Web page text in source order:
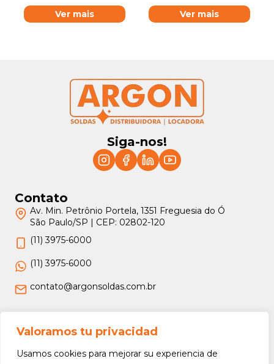
Valoramos tu privacidad
Usamos cookies para mejorar su experiencia de
Ver mais Ver mais
Siga-nos!
Contato
Av. Min. Petrônio Portela, 1351 Freguesia do Ó
São Paulo/SP | CEP: 02802-120
(11) 3975-6000
(11) 3975-6000
contato@argonsoldas.com.br
Jurídico
Termos e Condições
Política de Privacidade